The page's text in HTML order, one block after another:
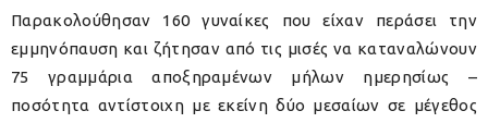
Παρακολούθησαν 160 γυναίκες που είχαν περάσει την
εμμηνόπαυση και ζήτησαν από τις μισές να καταναλώνουν
75 γραμμάρια αποξηραμένων μήλων ημερησίως –
ποσότητα αντίστοιχη με εκείνη δύο μεσαίων σε μέγεθος